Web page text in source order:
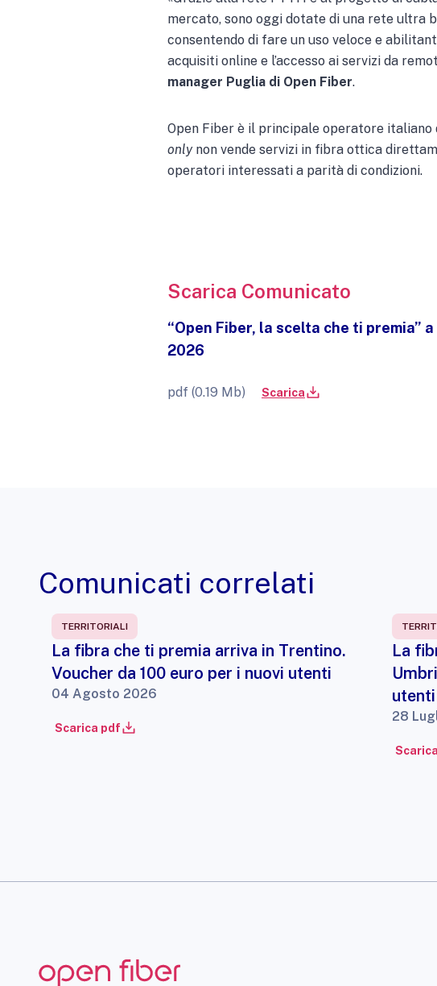
mercato, sono oggi dotate di una rete ultra
consentendo di fare un uso veloce e
acquisiti online e l’accesso ai servizi da
manager Puglia di Open Fiber.
Open Fiber è il principale operatore
onlynon vende servizi in fibra ottica
operatori interessati a parità di condizioni.
Scarica Comunicato
“Open Fiber, la scelta che ti premia”
2026
pdf (0.19 Mb) Scarica
Comunicati correlati
TERRITORIALI
La fibra che ti premia arriva in Trentino.
Voucher da 100 euro per i nuovi utenti
04 Agosto 2026
Scarica pdf
La
utenti
28